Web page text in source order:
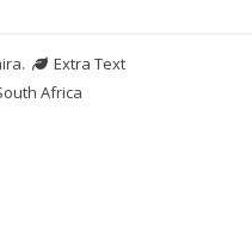
.
Extra Text
Africa